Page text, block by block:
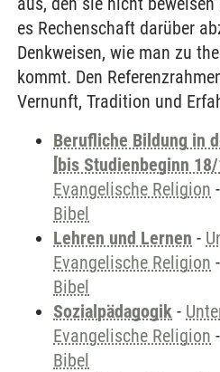
es Rechenschaft darüber
Denkweisen, wie man zu
kommt. Den
Vernunft, Tradition und
Berufliche Bildung in
[bis Studienbeginn 18/
Evangelische Religion -
Bibel
Lehren und Lernen -
Evangelische Religion -
Bibel
Sozialpädagogik -
Evangelische Religion -
Bibel